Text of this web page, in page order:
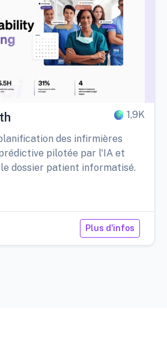
1,9K
des infirmières
pilotée par l'IA et
dossier patient informatisé.
Plus d'infos